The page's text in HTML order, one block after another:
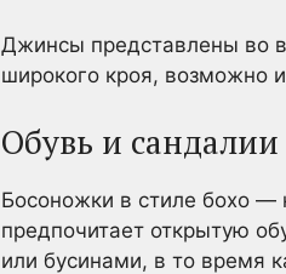
Джинсы представлены во
широкого кроя, возможно
Обувь и сандалии
Босоножки в стиле бохо —
предпочитает открытую
или бусинами, в то время